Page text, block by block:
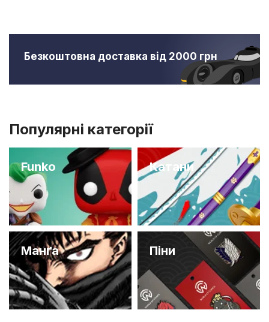
Безкоштовна доставка від 2000 грн
Популярні категорії
Funko Катани
Манґа Піни